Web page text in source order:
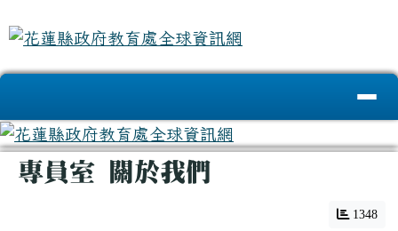
跳至主內容區
花蓮縣政府教育處全球資訊網
導覽列
主內容區域
專員室 關於我們
1348
頁尾區域